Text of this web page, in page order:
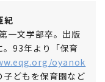
紀
一文学部卒。出版
。93年より「保育
oyanok
どもを保育園など